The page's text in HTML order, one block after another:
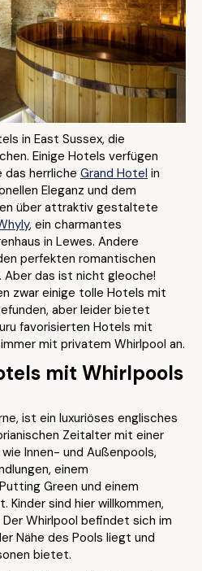
in East Sussex, die
Einige Hotels verfügen
das herrliche Grand Hotel in
Eleganz und dem
über attraktiv gestaltete
, ein charmantes
in Lewes. Andere
perfekten romantischen
das ist nicht gleoche!
zwar einige tolle Hotels mit
aber leider bietet
favorisierten Hotels mit
mit privatem Whirlpool an.
mit Whirlpools
ist ein luxuriöses englisches
Zeitalter mit einer
Innen- und Außenpools,
einem
Green und einem
Kinder sind hier willkommen,
Whirlpool befindet sich im
Nähe des Pools liegt und
bietet.